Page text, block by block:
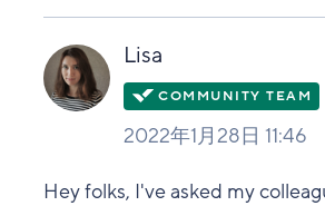
い
Lisa
2022年1月28日 11:46
Hey folks, I've asked my